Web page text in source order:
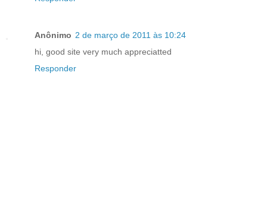
Anônimo 2 de março de 2011 às 10:24
hi, good site very much appreciatted
Responder